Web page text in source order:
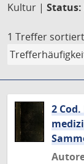
Kultur | Status:
1 Treffer
2